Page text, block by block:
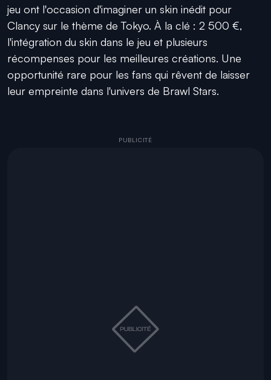
jeu ont l'occasion d'imaginer un skin inédit pour
Clancy sur le thème de Tokyo. À la clé : 2 500 €,
l'intégration du skin dans le jeu et plusieurs
récompenses pour les meilleures créations. Une
opportunité rare pour les fans qui rêvent de laisser
leur empreinte dans l'univers de Brawl Stars.